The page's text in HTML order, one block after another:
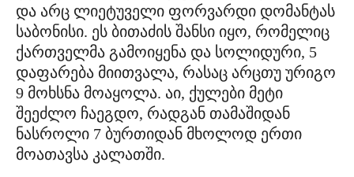
და არც ლიეტუველი ფორვარდი დომანტას
საბონისი. ეს ბითაძის შანსი იყო, რომელიც
ქართველმა გამოიყენა და სოლიდური, 5
დაფარება მიითვალა, რასაც არცთუ ურიგო
9 მოხსნა მოაყოლა. აი, ქულები მეტი
შეეძლო ჩაეგდო, რადგან თამაშიდან
ნასროლი 7 ბურთიდან მხოლოდ ერთი
მოათავსა კალათში.